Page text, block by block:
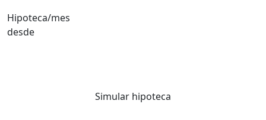
Hipoteca/mes
desde
Simular hipoteca